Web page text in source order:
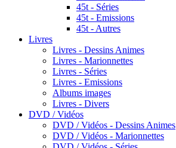
45t - Séries
45t - Emissions
45t - Autres
Livres
Livres - Dessins Animes
Livres - Marionnettes
Livres - Séries
Livres - Emissions
Albums images
Livres - Divers
DVD / Vidéos
DVD / Vidéos - Dessins Animes
DVD / Vidéos - Marionnettes